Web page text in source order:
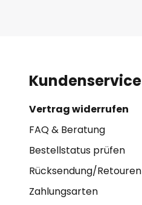
Kundenservice
Vertrag widerrufen
FAQ & Beratung
Bestellstatus prüfen
Rücksendung/Retouren
Zahlungsarten